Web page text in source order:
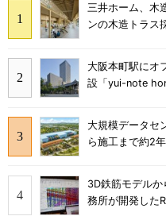
三井ホーム、木
ンの木造トラス
大阪本町駅にオ
設「yui-note
大規模データセ
ら施工まで約2
3D鉄筋モデル
務所が開発した